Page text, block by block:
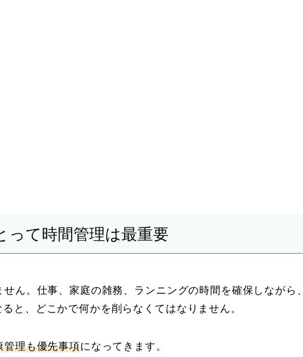
って時間管理は最重要
ん。仕事、家庭の雑務、ランニングの時間を確保しながら、
と、どこかで何かを削らなくてはなりません。
管理も優先事項になってきます。